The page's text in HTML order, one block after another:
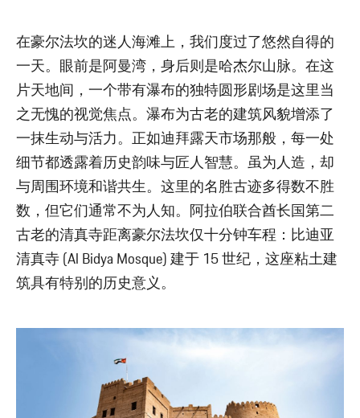
在豪尔法坎的迷人海滩上，我们度过了悠然自得的
一天。眼前是阿曼湾，身后则是哈杰尔山脉。在这
片天地间，一个带有瀑布的独特圆形剧场是这里当
之无愧的视觉焦点。瀑布为古老的建筑风貌增添了
一抹生动与活力。正如迪拜露天市场那般，每一处
细节都透露着历史韵味与匠人智慧。虽为人造，却
与周围环境和谐共生。这里的名胜古迹多得数不胜
数，但它们通常不为人知。阿拉伯联合酋长国第二
古老的清真寺距离豪尔法坎仅十分钟车程：比迪亚
清真寺 (Al Bidya Mosque) 建于 15 世纪，这座粘土建
筑具有特别的历史意义。